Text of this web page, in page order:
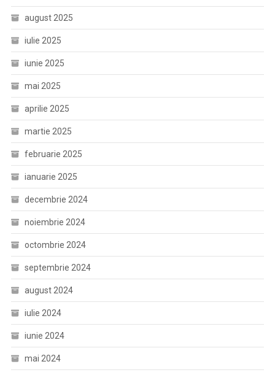
august 2025
iulie 2025
iunie 2025
mai 2025
aprilie 2025
martie 2025
februarie 2025
ianuarie 2025
decembrie 2024
noiembrie 2024
octombrie 2024
septembrie 2024
august 2024
iulie 2024
iunie 2024
mai 2024